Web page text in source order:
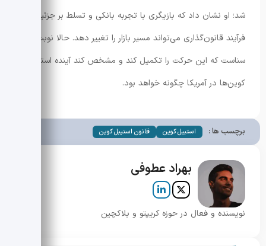
شد؛ او نشان داد که بازیگری با تجربه بانکی و تسلط بر جزئیات
فرآیند قانون‌گذاری می‌تواند مسیر بازار را تغییر دهد. حالا نوبت
سناست که این حرکت را تکمیل کند و مشخص کند آینده استیبل
کوین‌ها در آمریکا چگونه خواهد بود.
برچسب ها : استیبل کوین قانون استیبل کوین
بهراد عطوفی
نویسنده و فعال در حوزه کریپتو و بلاکچین